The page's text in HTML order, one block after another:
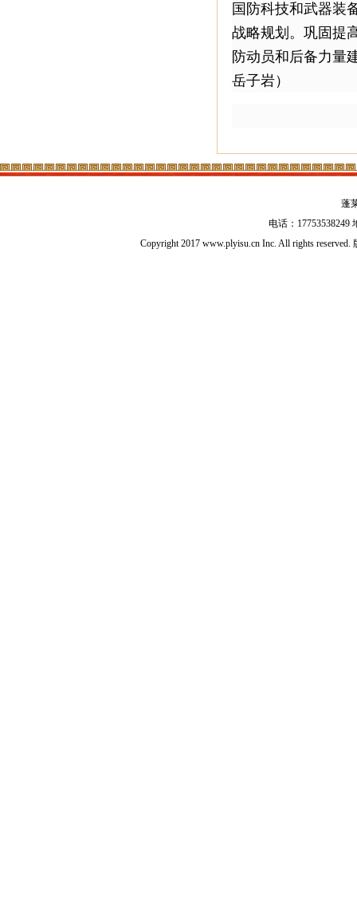
国防科技和武器装
战略规划。巩固提
防动员和后备力量
岳子岩）
蓬
电话：17753538249
Copyright 2017 www.plyisu.cn Inc. All rights